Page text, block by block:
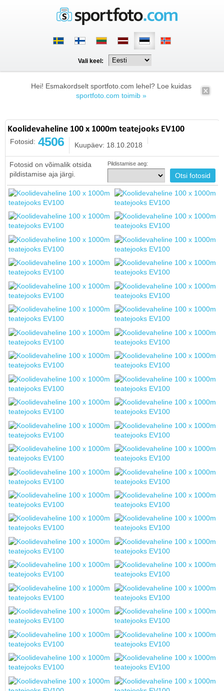
Vali keel:
Hei! Esmakordselt sportfoto.com lehel? Loe kuidas
sportfoto.com toimib »
Koolidevaheline 100 x 1000m teatejooks EV100
Fotosid: 4506 Kuupäev: 18.10.2018
Fotosid on võimalik otsida
pildistamise aja järgi.
Pildistamise aeg: